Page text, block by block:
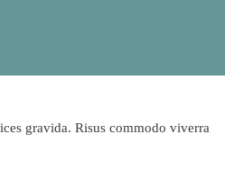
gravida. Risus commodo viverra